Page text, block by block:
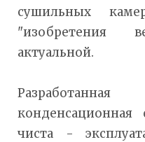
сушильных
"изобретения
актуальной.
конденсационная
чиста -